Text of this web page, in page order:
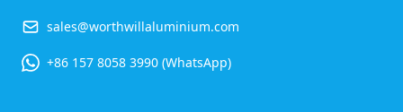
sales@worthwillaluminium.com
+86 157 8058 3990 (WhatsApp)